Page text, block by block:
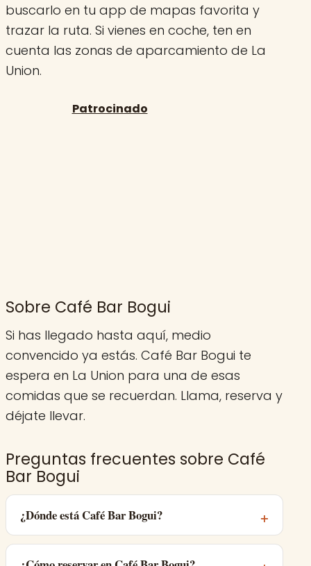
buscarlo en tu app de mapas favorita y
trazar la ruta. Si vienes en coche, ten en
cuenta las zonas de aparcamiento de La
Union.
Sobre Café Bar Bogui
Si has llegado hasta aquí, medio
convencido ya estás. Café Bar Bogui te
espera en La Union para una de esas
comidas que se recuerdan. Llama, reserva y
déjate llevar.
Preguntas frecuentes sobre Café
Bar Bogui
¿Dónde está Café Bar Bogui?